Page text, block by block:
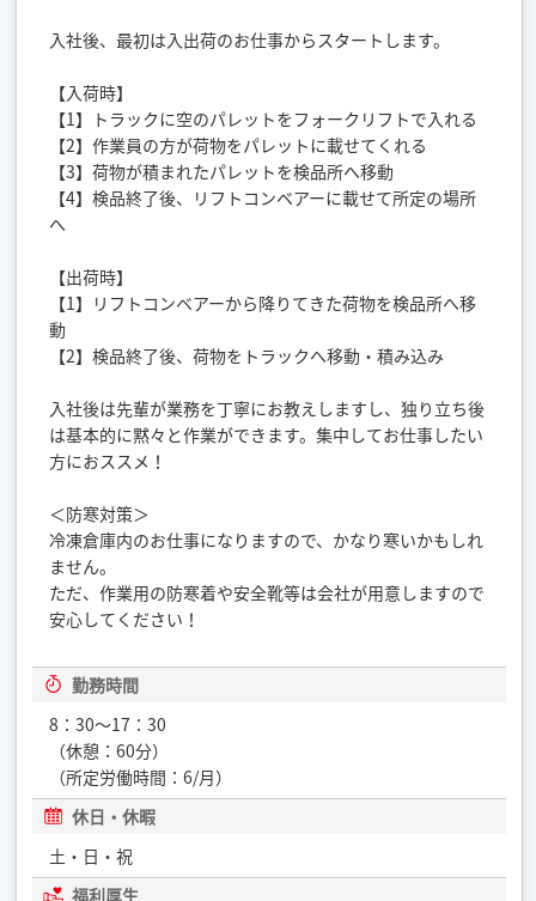
入社後、最初は入出荷のお仕事からスタートします。
【入荷時】
【1】トラックに空のパレットをフォークリフトで入れる
【2】作業員の方が荷物をパレットに載せてくれる
【3】荷物が積まれたパレットを検品所へ移動
【4】検品終了後、リフトコンベアーに載せて所定の場所
へ
【出荷時】
【1】リフトコンベアーから降りてきた荷物を検品所へ移
動
【2】検品終了後、荷物をトラックへ移動・積み込み
入社後は先輩が業務を丁寧にお教えしますし、独り立ち後
は基本的に黙々と作業ができます。集中してお仕事したい
方におススメ！
＜防寒対策＞
冷凍倉庫内のお仕事になりますので、かなり寒いかもしれ
ません。
ただ、作業用の防寒着や安全靴等は会社が用意しますので
安心してください！
勤務時間
8：30〜17：30
（休憩：60分）
（所定労働時間：6/月）
休日・休暇
土・日・祝
福利厚生